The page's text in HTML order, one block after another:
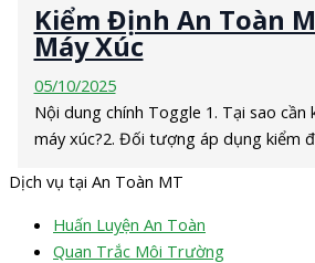
Kiểm Định An Toàn
Máy Xúc
05/10/2025
Nội dung chính Toggle 1. Tại sao cần
máy xúc?2. Đối tượng áp dụng kiểm
Dịch vụ tại An Toàn MT
Huấn Luyện An Toàn
Quan Trắc Môi Trường